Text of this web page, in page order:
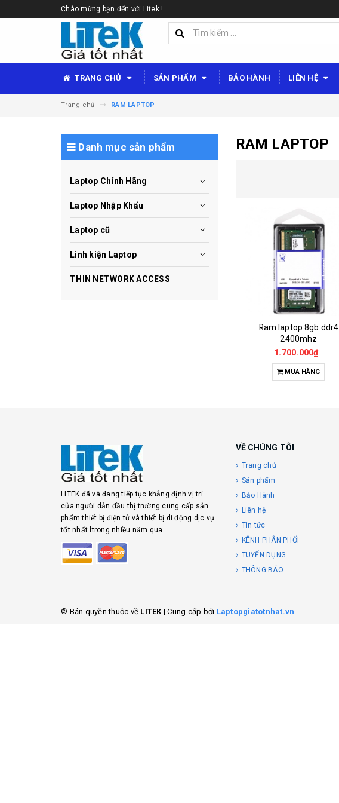
Chào mừng bạn đến với Litek !
TRANG CHỦ SẢN PHẨM BẢO HÀNH LIÊN HỆ
Trang chủ RAM LAPTOP
RAM LAPTOP
Ram laptop 8gb ddr4
2400mhz
1.700.000₫
MUA HÀNG
Danh mục sản phẩm
Laptop Chính Hãng
Laptop Nhập Khẩu
Laptop cũ
Linh kiện Laptop
THIN NETWORK ACCESS
LITEK đã và đang tiếp tục khẳng định vị trí
của người dẫn đầu thị trường cung cấp sản
phẩm thiết bị điện tử và thiết bị di động dịc vụ
tốt nhất ltrong nhiều năm qua.
VỀ CHÚNG TÔI
Trang chủ
Sản phẩm
Bảo Hành
Liên hệ
Tin tức
KÊNH PHÂN PHỐI
TUYỂN DỤNG
THÔNG BÁO
© Bản quyền thuộc về LITEK |Cung cấp bởi Laptopgiatotnhat.vn